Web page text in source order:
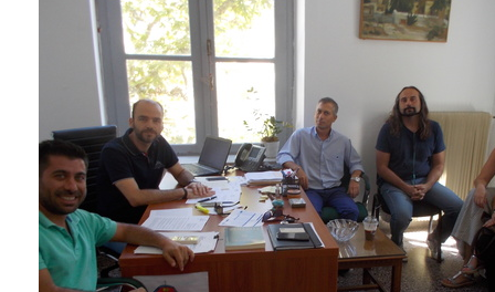
2011
2010
2006
ΤΟΠΟΣ
ΠΟΛΙΤΙΣΜΟΣ